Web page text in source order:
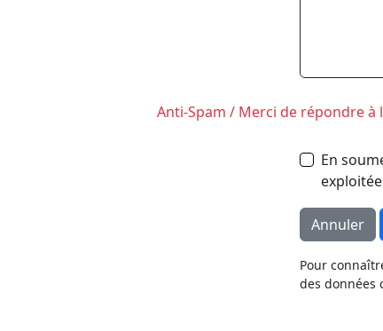
Anti-Spam / Merci de répondre à
En
Pour
des données